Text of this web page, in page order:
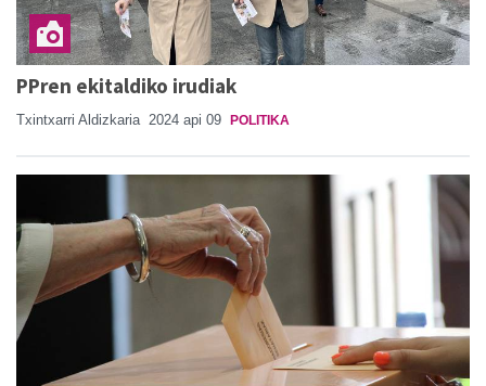
PPren ekitaldiko irudiak
Txintxarri Aldizkaria 2024 api 09 POLITIKA